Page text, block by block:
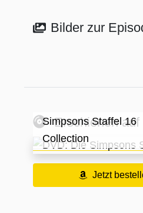
Bilder zur
Erschienen auf
Simpsons Staffel 16
Collection
Jetzt